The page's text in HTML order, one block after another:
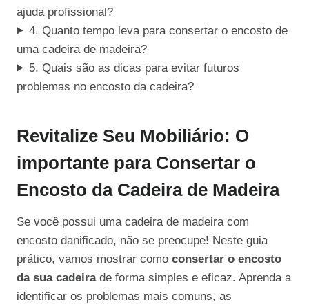
ajuda profissional?
4. Quanto tempo leva para consertar o encosto de
uma cadeira de madeira?
5. Quais são as dicas para evitar futuros
problemas no encosto da cadeira?
Revitalize Seu Mobiliário: O
importante para Consertar o
Encosto da Cadeira de Madeira
Se você possui uma cadeira de madeira com
encosto danificado, não se preocupe! Neste guia
prático, vamos mostrar como consertar o encosto
da sua cadeirade forma simples e eficaz. Aprenda a
identificar os problemas mais comuns, as